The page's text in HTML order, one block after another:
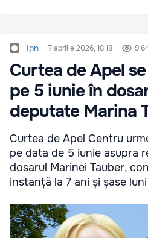
Ipn 7 aprilie 2026, 18:18 9
Curtea de Apel
pe 5 iunie în
deputate Marina
Curtea de Apel Centru
pe data de 5 iunie asupra
dosarul Marinei Tauber,
instanță la 7 ani și șase